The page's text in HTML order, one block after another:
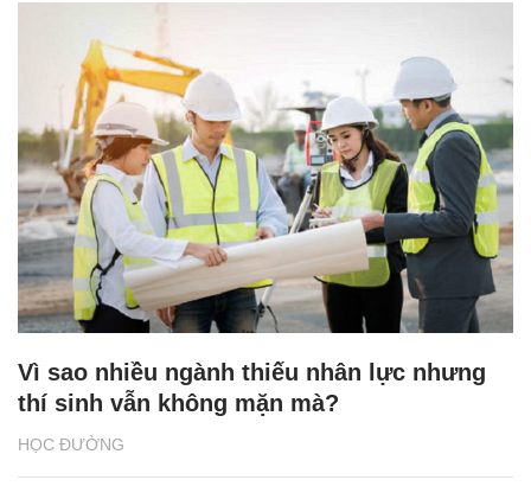
HỌC ĐƯỜNG
Vì sao nhiều ngành thiếu nhân lực nhưng
thí sinh vẫn không mặn mà?